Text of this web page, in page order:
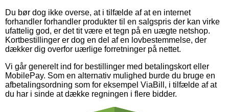
Du bør dog ikke overse, at i tilfælde af at en internet
forhandler forhandler produkter til en salgspris der kan virke
ufattelig god, er det tit være et tegn på en uægte netshop.
Kortbestillinger er dog en del af en lovbestemmelse, der
dækker dig overfor uærlige forretninger på nettet.
Vi går generelt ind for bestillinger med betalingskort eller
MobilePay. Som en alternativ mulighed burde du bruge en
afbetalingsordning som for eksempel ViaBill, i tilfælde af at
du har i sinde at dække regningen i flere bidder.